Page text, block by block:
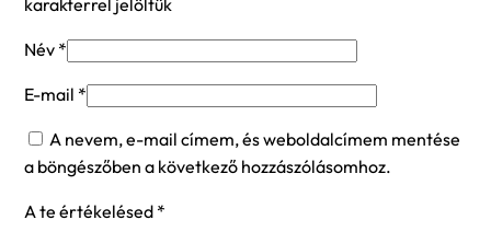
Név *
E-mail *
A nevem, e-mail címem, és weboldalcímem mentése
a böngészőben a következő hozzászólásomhoz.
A te értékelésed *